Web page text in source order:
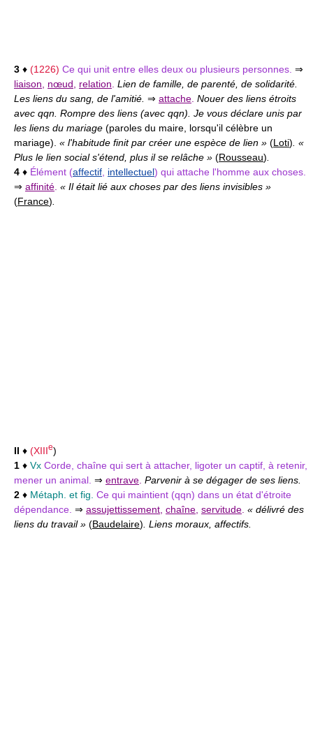
3 ♦ (1226) Ce qui unit entre elles deux ou plusieurs personnes. ⇒
liaison
nœud relation Lien de famille, de parenté, de solidarité.
Les liens du sang, de l'amitié. ⇒ attache Nouer des liens étroits
avec qqn. Rompre des liens (avec qqn). Je vous déclare unis par
les liens du mariage (paroles du maire, lorsqu'il célèbre un
mariage). « l'habitude finit par créer une espèce de lien » (Loti) . «
Plus le lien social s'étend, plus il se relâche » (Rousseau)
4 ♦ Élément (affectif intellectuel) qui attache l'homme aux choses.
⇒ affinité « Il était lié aux choses par des liens invisibles »
(France)
II ♦ (XIIIe)
1 ♦ Vx Corde, chaîne qui sert à attacher, ligoter un captif, à retenir,
mener un animal. ⇒ entrave Parvenir à se dégager de ses liens.
2 ♦ Métaph. et fig. Ce qui maintient (qqn) dans un état d'étroite
dépendance. ⇒ assujettissement chaîne servitude « délivré des
liens du travail » (Baudelaire) . Liens moraux, affectifs.